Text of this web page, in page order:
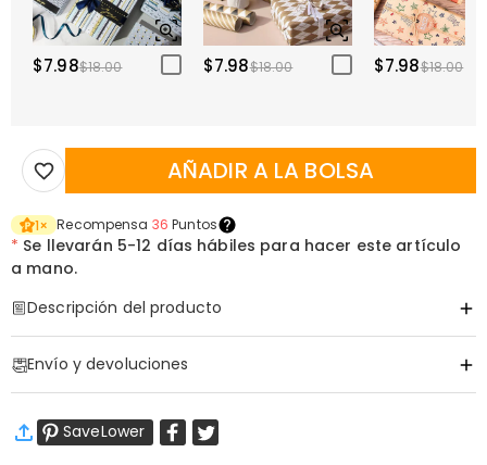
$7.98$18.00 $7.98$18.00 $7.98$18.00
AÑADIR A LA BOLSA
1× Recompensa 36 Puntos
* Se llevarán 5-12 días hábiles para hacer este artículo
a mano.
Descripción del producto
Envío y devoluciones
Envío Estándar:9-18
Días Laborables
SaveLower